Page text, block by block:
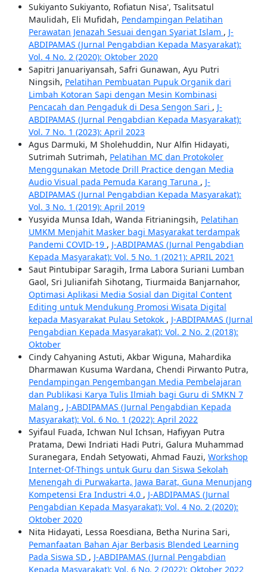
Sukiyanto Sukiyanto, Rofiatun Nisa', Tsalitsatul
Maulidah, Eli Mufidah, Pendampingan Pelatihan
Perawatan Jenazah Sesuai dengan Syariat Islam , J-
ABDIPAMAS (Jurnal Pengabdian Kepada Masyarakat):
Vol. 4 No. 2 (2020): Oktober 2020
Sapitri Januariyansah, Safri Gunawan, Ayu Putri
Ningsih, Pelatihan Pembuatan Pupuk Organik dari
Limbah Kotoran Sapi dengan Mesin Kombinasi
Pencacah dan Pengaduk di Desa Sengon Sari , J-
ABDIPAMAS (Jurnal Pengabdian Kepada Masyarakat):
Vol. 7 No. 1 (2023): April 2023
Agus Darmuki, M Sholehuddin, Nur Alfin Hidayati,
Sutrimah Sutrimah, Pelatihan MC dan Protokoler
Menggunakan Metode Drill Practice dengan Media
Audio Visual pada Pemuda Karang Taruna , J-
ABDIPAMAS (Jurnal Pengabdian Kepada Masyarakat):
Vol. 3 No. 1 (2019): April 2019
Yusyida Munsa Idah, Wanda Fitrianingsih, Pelatihan
UMKM Menjahit Masker bagi Masyarakat terdampak
Pandemi COVID-19 , J-ABDIPAMAS (Jurnal Pengabdian
Kepada Masyarakat): Vol. 5 No. 1 (2021): APRIL 2021
Saut Pintubipar Saragih, Irma Labora Suriani Lumban
Gaol, Sri Julianifah Sihotang, Tiurmaida Banjarnahor,
Optimasi Aplikasi Media Sosial dan Digital Content
Editing untuk Mendukung Promosi Wisata Digital
kepada Masyarakat Pulau Setokok , J-ABDIPAMAS (Jurnal
Pengabdian Kepada Masyarakat): Vol. 2 No. 2 (2018):
Oktober
Cindy Cahyaning Astuti, Akbar Wiguna, Mahardika
Dharmawan Kusuma Wardana, Chendi Pirwanto Putra,
Pendampingan Pengembangan Media Pembelajaran
dan Publikasi Karya Tulis Ilmiah bagi Guru di SMKN 7
Malang , J-ABDIPAMAS (Jurnal Pengabdian Kepada
Masyarakat): Vol. 6 No. 1 (2022): April 2022
Syifaul Fuada, Ichwan Nul Ichsan, Hafiyyan Putra
Pratama, Dewi Indriati Hadi Putri, Galura Muhammad
Suranegara, Endah Setyowati, Ahmad Fauzi, Workshop
Internet-Of-Things untuk Guru dan Siswa Sekolah
Menengah di Purwakarta, Jawa Barat, Guna Menunjang
Kompetensi Era Industri 4.0 , J-ABDIPAMAS (Jurnal
Pengabdian Kepada Masyarakat): Vol. 4 No. 2 (2020):
Oktober 2020
Nita Hidayati, Lessa Roesdiana, Betha Nurina Sari,
Pemanfaatan Bahan Ajar Berbasis Blended Learning
Pada Siswa SD , J-ABDIPAMAS (Jurnal Pengabdian
Kepada Masyarakat): Vol. 6 No. 2 (2022): Oktober 2022